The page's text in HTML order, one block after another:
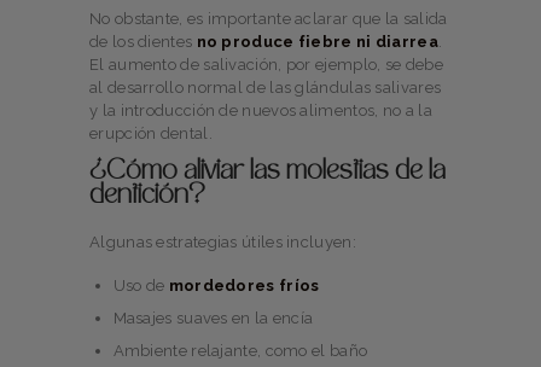
No obstante, es importante aclarar que la salida
de los dientes no produce fiebre ni diarrea.
El aumento de salivación, por ejemplo, se debe
al desarrollo normal de las glándulas salivares
y la introducción de nuevos alimentos, no a la
erupción dental.
¿Cómo aliviar las molestias de la
dentición?
Algunas estrategias útiles incluyen:
Uso de mordedores fríos
Masajes suaves en la encía
Ambiente relajante, como el baño